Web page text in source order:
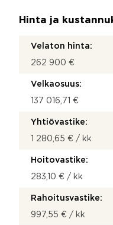
Hinta ja
Velaton hinta:
262 900 €
Velkaosuus:
137 016,71 €
Yhtiövastike:
1 280,65 € / kk
Hoitovastike:
283,10 € / kk
Rahoitusvastike:
997,55 € / kk